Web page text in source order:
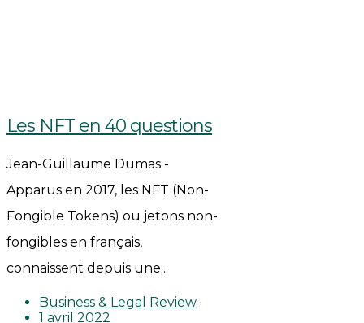
Les NFT en 40 questions
Jean-Guillaume Dumas -
Apparus en 2017, les NFT (Non-
Fongible Tokens) ou jetons non-
fongibles en français,
connaissent depuis une...
Business & Legal Review
1 avril 2022